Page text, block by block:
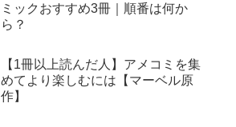
ミックおすすめ3冊｜順番は何か
ら？
【1冊以上読んだ人】アメコミを集
めてより楽しむには【マーベル原
作】